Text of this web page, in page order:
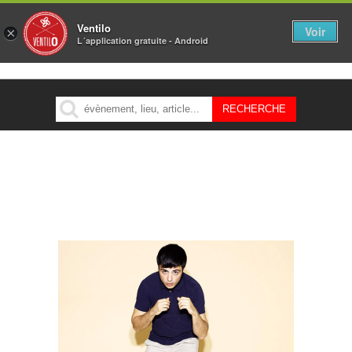
MENU
× Ventilo
L´application gratuite - Android
Voir